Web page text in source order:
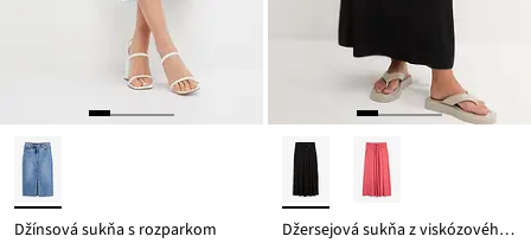
Džínsová sukňa s rozparkom Džersejová sukňa z viskózového mixu